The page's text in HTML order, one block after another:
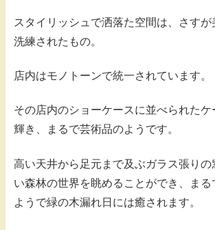
スタイリッシュで洒落た空間は、さすが
洗練されたもの。
店内はモノトーンで統一されています。
その店内のショーケースに並べられたケ
輝き、まるで芸術品のようです。
高い天井から足元まで及ぶガラス張りの
い森林の世界を眺めることができ、まる
ようで緑の木漏れ日には癒されます。